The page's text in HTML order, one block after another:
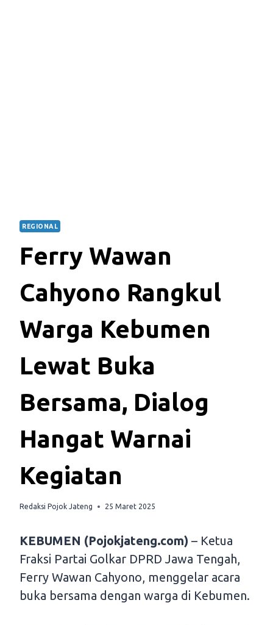
REGIONAL
Ferry Wawan
Cahyono Rangkul
Warga Kebumen
Lewat Buka
Bersama, Dialog
Hangat Warnai
Kegiatan
Redaksi Pojok Jateng 25 Maret 2025
KEBUMEN (Pojokjateng.com) – Ketua
Fraksi Partai Golkar DPRD Jawa Tengah,
Ferry Wawan Cahyono, menggelar acara
buka bersama dengan warga di Kebumen.